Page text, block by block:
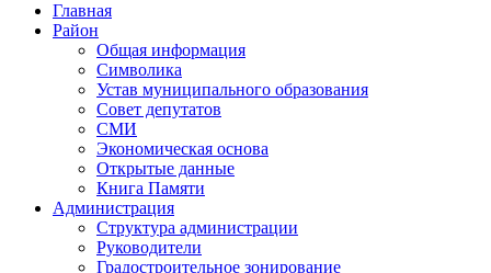
Главная
Район
Общая информация
Символика
Устав муниципального образования
Совет депутатов
СМИ
Экономическая основа
Открытые данные
Книга Памяти
Администрация
Структура администрации
Руководители
Градостроительное зонирование